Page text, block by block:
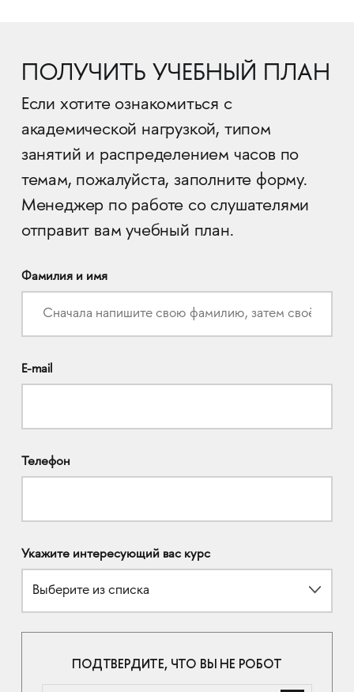
ПОЛУЧИТЬ УЧЕБНЫЙ ПЛАН
Если хотите ознакомиться с
академической нагрузкой, типом
занятий и распределением часов по
темам, пожалуйста, заполните форму.
Менеджер по работе со слушателями
отправит вам учебный план.
Фамилия и имя
E-mail
Телефон
Укажите интересующий вас курс
Выберите из списка
ПОДТВЕРДИТЕ, ЧТО ВЫ НЕ РОБОТ